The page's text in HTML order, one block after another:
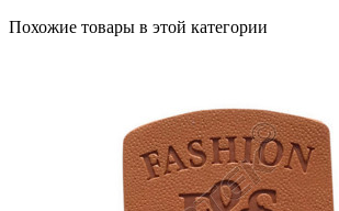
Похожие товары в этой категории